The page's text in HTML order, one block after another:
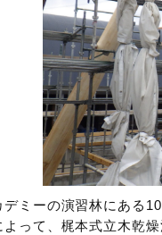
デミーの演習林にある
よって、梶本式立木乾